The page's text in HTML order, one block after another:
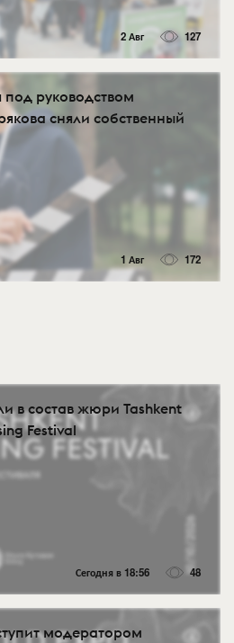
2 Авг 127
под руководством
сняли собственный
1 Авг 172
в состав жюри Tashkent
Festival
Сегодня в 18:56 48
модератором